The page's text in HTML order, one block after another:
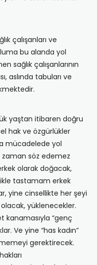
çalışanları ve
bu alanda yol
sağlık çalışanlarının
aslında tabuları ve
yaştan itibaren doğru
hak ve özgürlükler
mücadelede yol
zaman söz edemez
olarak doğacak,
tastamam erkek
yine cinsellikte her şeyi
yüklenecekler.
kanamasıyla “genç
Ve yine “has kadın”
gerektirecek.